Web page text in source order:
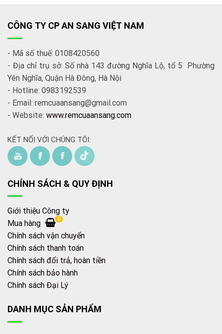
CÔNG TY CP AN SANG VIỆT NAM
- Mã số thuế: 0108420560
- Địa chỉ trụ sở: Số nhà 143 đường Nghĩa Lộ, tổ 5 Phường
Yên Nghĩa, Quận Hà Đông, Hà Nội
- Hotline: 0983192539
- Email: remcuaansang@gmail.com
- Website: www.remcuaansang.com
KẾT NỐI VỚI CHÚNG TÔI:
CHÍNH SÁCH & QUY ĐỊNH
Giới thiệu Công ty
Mua hàng
0
Chính sách vận chuyển
Chính sách thanh toán
Chính sách đổi trả, hoàn tiền
Chính sách bảo hành
Chính sách Đại Lý
DANH MỤC SẢN PHẨM